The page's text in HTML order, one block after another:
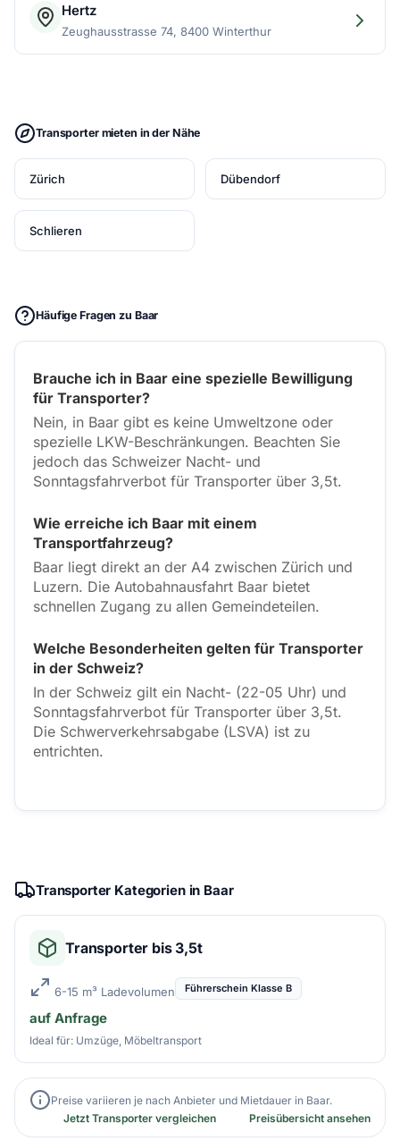
Hertz
Zeughausstrasse 74, 8400 Winterthur
Transporter mieten in der Nähe
Zürich Dübendorf
Schlieren
Häufige Fragen zu Baar
Brauche ich in Baar eine spezielle Bewilligung
für Transporter?
Nein, in Baar gibt es keine Umweltzone oder
spezielle LKW-Beschränkungen. Beachten Sie
jedoch das Schweizer Nacht- und
Sonntagsfahrverbot für Transporter über 3,5t.
Wie erreiche ich Baar mit einem
Transportfahrzeug?
Baar liegt direkt an der A4 zwischen Zürich und
Luzern. Die Autobahnausfahrt Baar bietet
schnellen Zugang zu allen Gemeindeteilen.
Welche Besonderheiten gelten für Transporter
in der Schweiz?
In der Schweiz gilt ein Nacht- (22-05 Uhr) und
Sonntagsfahrverbot für Transporter über 3,5t.
Die Schwerverkehrsabgabe (LSVA) ist zu
entrichten.
Transporter Kategorien in Baar
Transporter bis 3,5t
6-15 m³ Ladevolumen Führerschein Klasse B
auf Anfrage
Ideal für: Umzüge, Möbeltransport
Preise variieren je nach Anbieter und Mietdauer in Baar.
Jetzt Transporter vergleichen
Preisübersicht ansehen